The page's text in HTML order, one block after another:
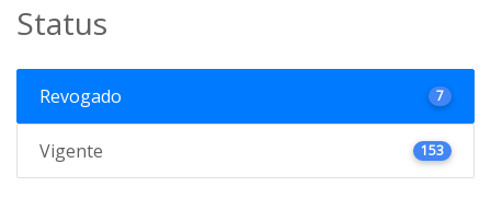
Status
Revogado 7
Vigente 153